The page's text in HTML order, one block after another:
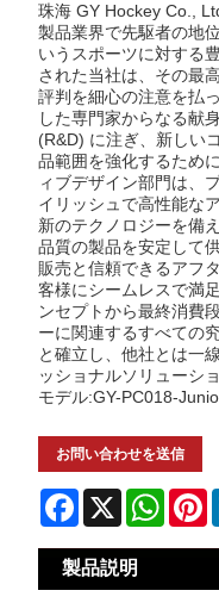
珠海 GY Hockey Co.,
製品業界で先駆者の地
いうスポーツに対する
された当社は、その最
評判を細心の注意を払
した専門家からなる献
(R&D) に注ぎ、新しい
品範囲を強化するため
ィブデザイン部門は、
イリッシュで高性能な
新のテクノロジーを備
品質の製品を安定して
販売と信頼できるアフ
客様にシームレスで満
ンセプトから最終消費
ーに関連するすべての
と確立し、他社とは一
ッショナルソリューシ
モデル:GY-PC018-
お問い合わせを送信
Facebook
X
製品説明